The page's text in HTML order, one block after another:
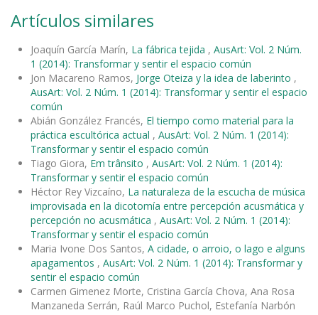
Artículos similares
Joaquín García Marín, La fábrica tejida , AusArt: Vol. 2 Núm.
1 (2014): Transformar y sentir el espacio común
Jon Macareno Ramos, Jorge Oteiza y la idea de laberinto ,
AusArt: Vol. 2 Núm. 1 (2014): Transformar y sentir el espacio
común
Abián González Francés, El tiempo como material para la
práctica escultórica actual , AusArt: Vol. 2 Núm. 1 (2014):
Transformar y sentir el espacio común
Tiago Giora, Em trânsito , AusArt: Vol. 2 Núm. 1 (2014):
Transformar y sentir el espacio común
Héctor Rey Vizcaíno, La naturaleza de la escucha de música
improvisada en la dicotomía entre percepción acusmática y
percepción no acusmática , AusArt: Vol. 2 Núm. 1 (2014):
Transformar y sentir el espacio común
Maria Ivone Dos Santos, A cidade, o arroio, o lago e alguns
apagamentos , AusArt: Vol. 2 Núm. 1 (2014): Transformar y
sentir el espacio común
Carmen Gimenez Morte, Cristina García Chova, Ana Rosa
Manzaneda Serrán, Raúl Marco Puchol, Estefanía Narbón